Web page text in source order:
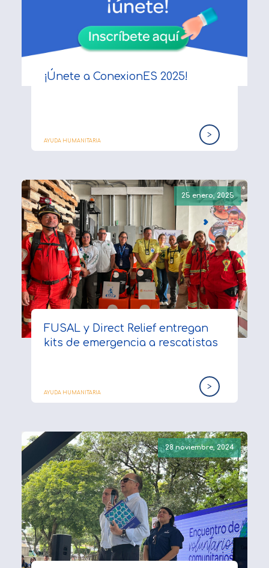
¡Únete a ConexionES 2025!
AYUDA HUMANITARIA
>
25 enero, 2025
FUSAL y Direct Relief entregan
kits de emergencia a rescatistas
AYUDA HUMANITARIA
>
28 noviembre, 2024